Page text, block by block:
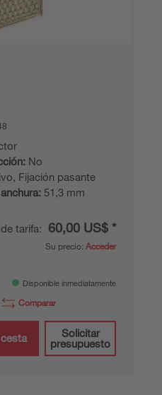
No
Fijación pasante
51,3 mm
tarifa: 60,00 US$ *
Su precio: Acceder
Disponible inmediatamente
Comparar
Solicitar
presupuesto